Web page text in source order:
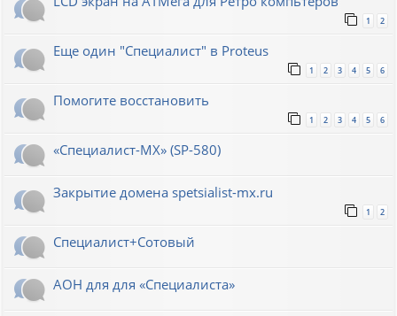
1 2
Еще один "Специалист" в Proteus
1 2 3 4 5 6
Помогите восстановить
1 2 3 4 5 6
«Специалист-МХ» (SP-580)
Закрытие домена spetsialist-mx.ru
1 2
Специалист+Сотовый
АОН для для «Специалиста»